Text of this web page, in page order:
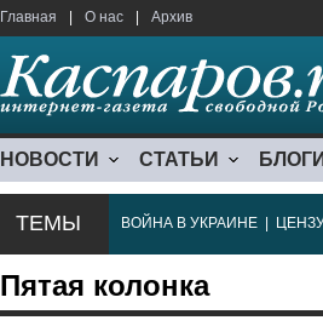
Главная О нас Архив
НОВОСТИ СТАТЬИ БЛОГИ
ТЕМЫ ВОЙНА В УКРАИНЕ
Пятая колонка